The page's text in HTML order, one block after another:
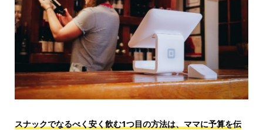
スナックでなるべく安く飲む1つ目の方法は、ママに予算を伝